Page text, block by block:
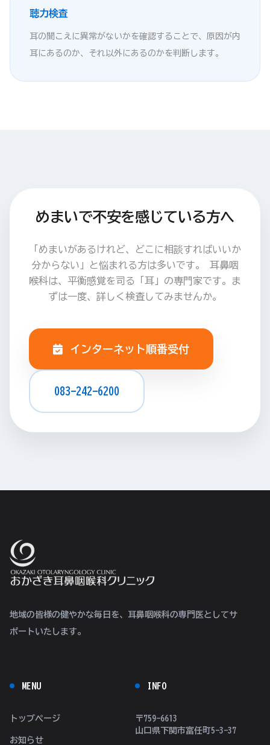
聴力検査
耳の聞こえに異常がないかを確認することで、原因が内
耳にあるのか、それ以外にあるのかを判断します。
めまいで不安を感じている方へ
「めまいがあるけれど、どこに相談すればいいか
分からない」と悩まれる方は多いです。
耳鼻咽
喉科は、平衡感覚を司る「耳」の専門家です。ま
ずは一度、詳しく検査してみませんか。
インターネット順番受付
083-242-6200
地域の皆様の健やかな毎日を、耳鼻咽喉科の専門医としてサ
ポートいたします。
MENU
トップページ
お知らせ
INFO
〒759-6613
山口県下関市富任町5-3-37